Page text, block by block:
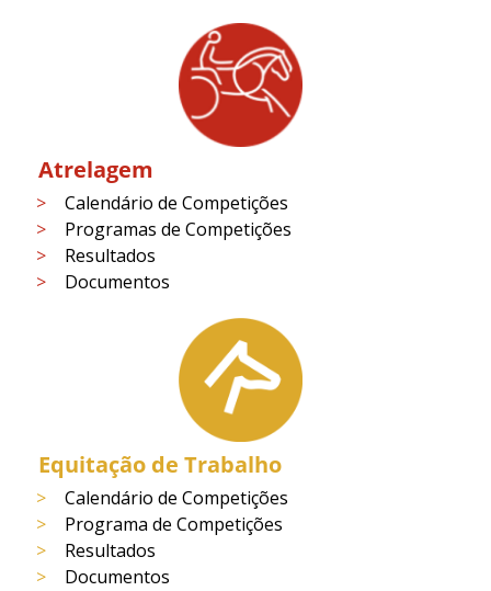
Atrelagem
Calendário de Competições
Programas de Competições
Resultados
Documentos
Equitação de Trabalho
Calendário de Competições
Programa de Competições
Resultados
Documentos